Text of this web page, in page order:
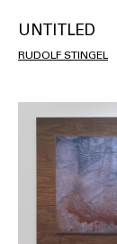
UNTITLED
RUDOLF STINGEL